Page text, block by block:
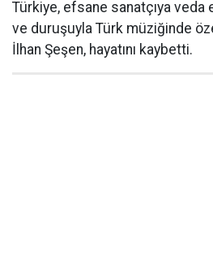
Türkiye, efsane sanatçıya veda
ve duruşuyla Türk müziğinde
İlhan Şeşen, hayatını kaybetti.